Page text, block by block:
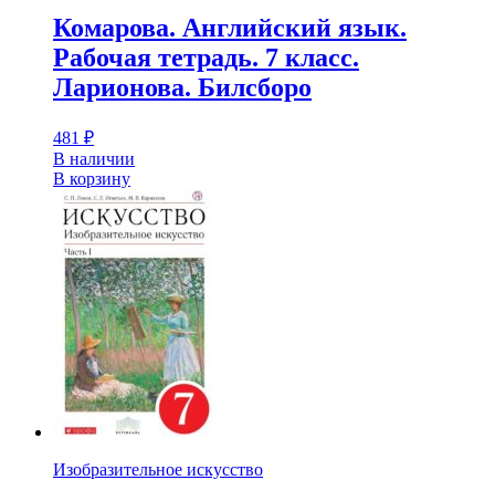
Комарова. Английский язык.
Рабочая тетрадь. 7 класс.
Ларионова. Билсборо
481 ₽
В наличии
В корзину
Изобразительное искусство